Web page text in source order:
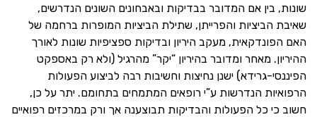
שונות, בין אם המדובר בבדיקות ובאבחונים השונים הנדרשים,
שאיבת הביציות והפרייתן, שתילת הביציות המופרות ברחמה של
האם הפונדקאית, מעקב היריון ובדיקות ספציפיות שונות לאורך
ההיריון. מאחר ומדובר בהיריון “יקר” מהרגיל (ולא רק באספקט
הפיננסי-גרידא) ישנן נחיצות וחשיבות רבה לביצוע הפעולות
הרפואיות הנדרשות ע”י רופאים המתמחים בתחומם. יתר על כן,
חשוב כי כל הפעולות והבדיקות תבוצענה אך ורק במרכזים רפואיים